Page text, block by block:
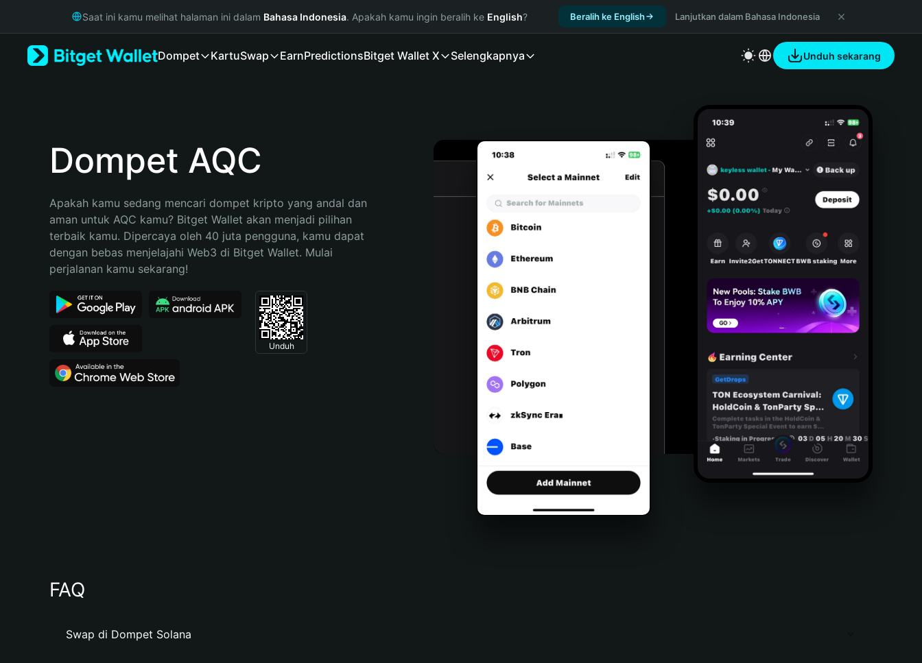
Русский
Bahasa Indonesia
Español (Argentina)
Saat ini kamu melihat halaman ini dalam Bahasa Indonesia. Apakah kamu ingin beralih ke English? Beralih ke English Lanjutkan dalam Bahasa Indonesia
Dompet KartuSwap EarnPredictionsBitget Wallet X Selengkapnya Unduh sekarang
Dompet AQC
Apakah kamu sedang mencari dompet kripto yang andal dan
aman untuk AQC kamu? Bitget Wallet akan menjadi pilihan
terbaik kamu. Dipercaya oleh 40 juta pengguna, kamu dapat
dengan bebas menjelajahi Web3 di Bitget Wallet. Mulai
perjalanan kamu sekarang!
Unduh
FAQ
Swap di Dompet Solana